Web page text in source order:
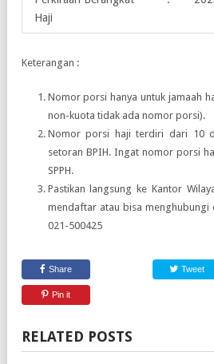
Haji
Keterangan :
Nomor porsi hanya untuk jamaah
non-kuota tidak ada nomor porsi).
Nomor porsi haji terdiri dari 10
setoran BPIH. Ingat nomor porsi
SPPH.
Pastikan langsung ke Kantor
mendaftar atau bisa menghubungi
021-500425
Share Tweet
Pin it
RELATED POSTS